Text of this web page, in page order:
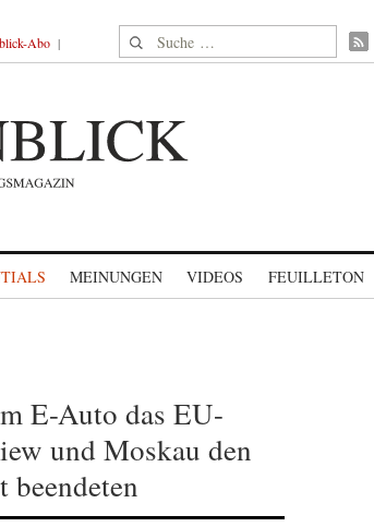
Abo Suche nach:
MEINUNGEN VIDEOS FEUILLETON
E-Auto das EU-
und Moskau den
beendeten